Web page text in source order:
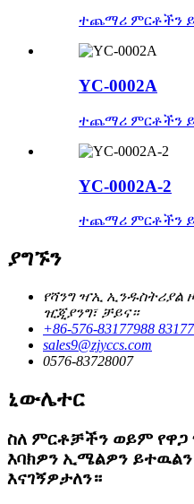
ተጨማሪ ምርቶችን
YC-0002A
ተጨማሪ ምርቶችን
YC-0002A-2
ተጨማሪ ምርቶችን
ያግኙን
የሻንግ ዣኢ ኢንዱስትሪያል
ዢጂያንግ፣ ቻይና።
+86-576-83177988
sales9@zjyccs.com
0576-83728007
ኒውሌተር
ስለ ምርቶቻችን ወይም
እባክዎን ኢሜልዎን ይተዉልን
እናገኝዎታለን።